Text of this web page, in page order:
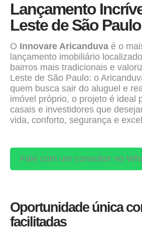
Lançamento
Leste de São Paulo
O Innovare Aricanduva é o
lançamento imobiliário
bairros mais tradicionais e
Leste de São Paulo: o
quem busca sair do aluguel e
imóvel próprio, o projeto é ideal
casais e investidores que
vida, conforto, segurança e
Fale com um consultor no
Oportunidade única
facilitadas